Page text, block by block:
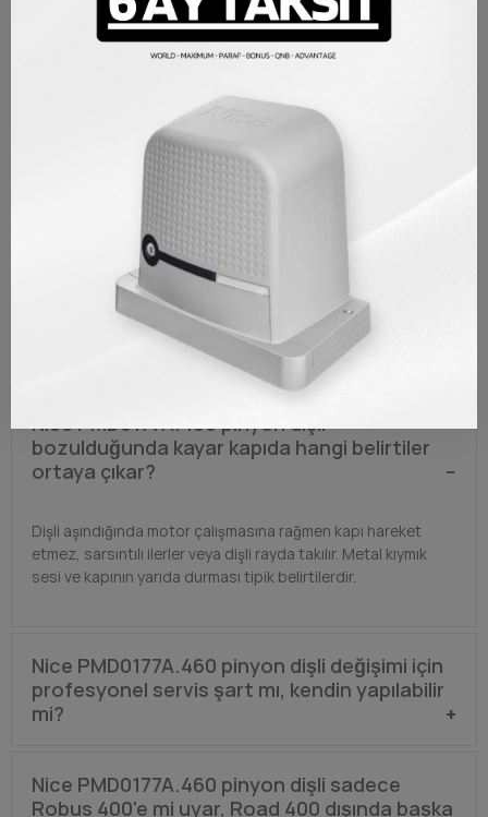
yedek parçasıdır . İtalya merkezliNice S.p.A., 1993'ten bu yana
kapı ve bariyer otomasyon sistemleri alanında Avrupa'nın önde
gelen üreticilerinden biri olup orijinal parçaları CE standartlarına ve
olmayan muadil dişlilerle kıyaslandığında, bu parçanın motor
miziyle birebir tolerans uyumu ve ray modülüyle tam profil
eşleşmesi garanti altındadır.
NIC-KKM-0001
S.S.S (SIKÇA SORULAN SORULAR)
Nice PMD0177A.460 pinyon dişli
bozulduğunda kayar kapıda hangi belirtiler
ortaya çıkar?
Dişli aşındığında motor çalışmasına rağmen kapı hareket
etmez, sarsıntılı ilerler veya dişli rayda takılır. Metal kıymık
sesi ve kapının yarıda durması tipik belirtilerdir.
Nice PMD0177A.460 pinyon dişli değişimi için
profesyonel servis şart mı, kendin yapılabilir
mi?
Temel mekanik bilgisiyle yapılabilir. Motor milindeki eski dişliyi
söküp yenisini takarken mil çapı ve modül uyumunu kontrol
Nice PMD0177A.460 pinyon dişli sadece
Robus 400'e mi uyar, Road 400 dışında başka